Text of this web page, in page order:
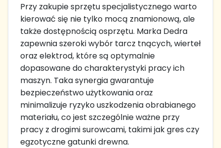
Przy zakupie sprzętu specjalistycznego warto
kierować się nie tylko mocą znamionową, ale
także dostępnością osprzętu. Marka Dedra
zapewnia szeroki wybór tarcz tnących, wierteł
oraz elektrod, które są optymalnie
dopasowane do charakterystyki pracy ich
maszyn. Taka synergia gwarantuje
bezpieczeństwo użytkowania oraz
minimalizuje ryzyko uszkodzenia obrabianego
materiału, co jest szczególnie ważne przy
pracy z drogimi surowcami, takimi jak gres czy
egzotyczne gatunki drewna.